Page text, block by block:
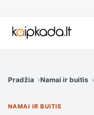
Pradžia Namai ir buitis
NAMAI IR BUITIS